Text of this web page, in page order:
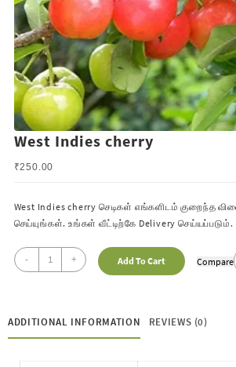
West Indies cherry
₹250.00
West Indies cherry செடிகள் எங்களிடம் குறைந்த
செய்யுங்கள். உங்கள் வீட்டிற்கே Delivery செய்யப்படும்.
- + Add To Cart Compare
ADDITIONAL INFORMATION REVIEWS (0)